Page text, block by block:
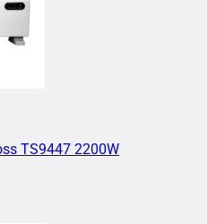
TS9447 2200W